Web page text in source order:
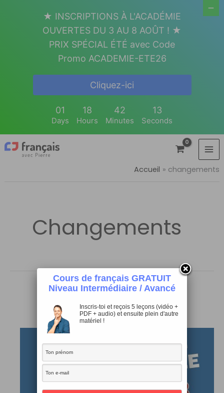
Accueil changements
Changements
Cours de français GRATUIT
Niveau Intermédiaire / Avancé
Inscris-toi et reçois 5 leçons (vidéo +
PDF + audio) et ensuite plein d'autre
matériel !
★ INSCRIPTIONS À L'ACADÉMIE
OUVERTES DU 3 AU 8 AOÛT ! ★
PRIX SPÉCIAL ÉTÉ avec Code
Promo ACADEMIE-ETE26
Cliquez-ici
01
Days
18
Hours
42
Minutes
13
Seconds